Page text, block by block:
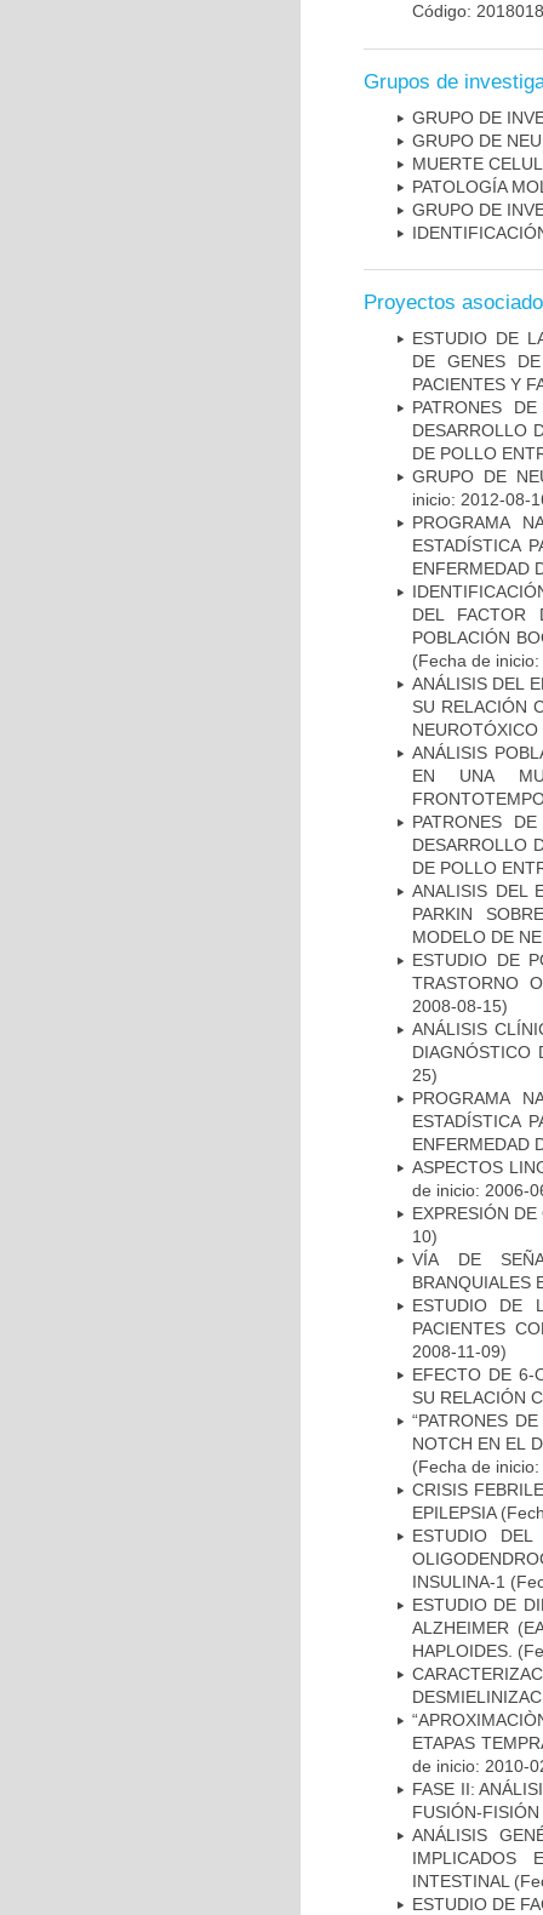
Código:
Grupos de
GRUPO DE
GRUPO DE
MUERTE
PATOLOGÍA
GRUPO DE
Proyectos
ESTUDIO DE
DE GENES
PACIENTES Y
PATRONES
DESARROLLO
DE POLLO
GRUPO DE
inicio: 2012-08-
PROGRAMA
ESTADÍSTICA
ENFERMEDAD
DEL FACTOR
POBLACIÓN
(Fecha de
ANÁLISIS DEL
SU RELACIÓN
NEUROTÓXICO
ANÁLISIS
EN UNA
PATRONES
DESARROLLO
DE POLLO
ANALISIS DEL
PARKIN
MODELO DE
ESTUDIO DE
TRASTORNO
2008-08-15)
ANÁLISIS
DIAGNÓSTICO
25)
PROGRAMA
ESTADÍSTICA
ENFERMEDAD
ASPECTOS
de inicio: 2006-
EXPRESIÓN
10)
VÍA DE
BRANQUIALES
ESTUDIO DE
PACIENTES
2008-11-09)
EFECTO DE 6-
SU RELACIÓN
“PATRONES
NOTCH EN EL
(Fecha de
CRISIS
EPILEPSIA
ESTUDIO
INSULINA-1
ESTUDIO DE
ALZHEIMER
HAPLOIDES.
ETAPAS
de inicio: 2010-
FASE II:
FUSIÓN-
ANÁLISIS
IMPLICADOS
INTESTINAL
ESTUDIO DE